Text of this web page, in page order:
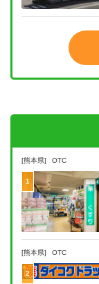
[熊本県] OTC
1
[熊本県] OTC
2